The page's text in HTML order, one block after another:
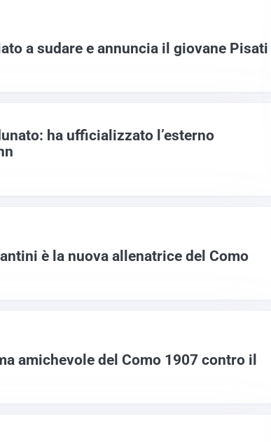
a sudare e annuncia il giovane Pisati
ha ufficializzato l’esterno
è la nuova allenatrice del Como
amichevole del Como 1907 contro il